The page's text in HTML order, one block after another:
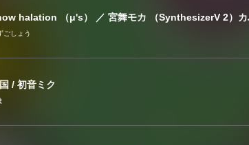
halation （μ's） ／ 宮舞モカ （SynthesizerV 2）カ
ごしょう
/ 初音ミク